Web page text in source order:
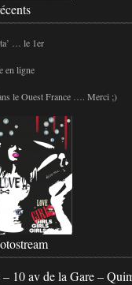
… le 1er
en ligne
le Ouest France …. Merci ;)
– 10 av de la Gare –